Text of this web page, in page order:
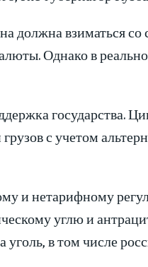
должна взиматься
Однако в
государства.
с учетом
и нетарифному
углю и
в том числе